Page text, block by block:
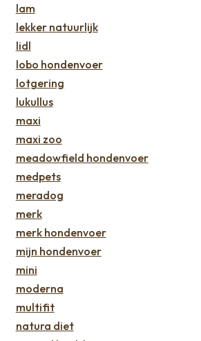
lam
lekker natuurlijk
lidl
lobo hondenvoer
lotgering
lukullus
maxi
maxi zoo
meadowfield hondenvoer
medpets
meradog
merk
merk hondenvoer
mijn hondenvoer
mini
moderna
multifit
natura diet